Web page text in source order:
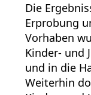
Die
Erprobung
Vorhaben
Kinder- und
und in die
Weiterhin